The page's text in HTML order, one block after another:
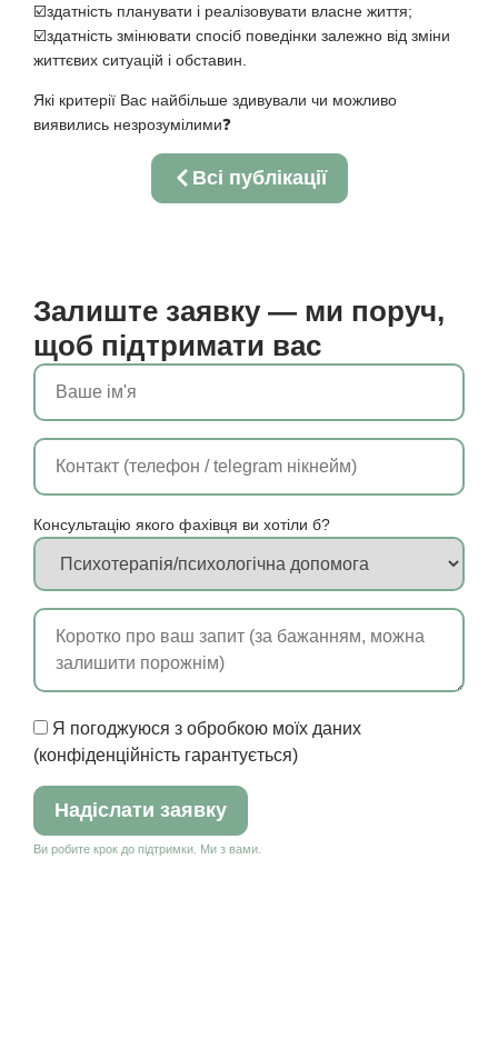
☑️здатність планувати і реалізовувати власне життя;
☑️здатність змінювати спосіб поведінки залежно від зміни
життєвих ситуацій і обставин.
Які критерії Вас найбільше здивували чи можливо
виявились незрозумілими❓
Всі публікації
Залиште заявку — ми поруч,
щоб підтримати вас
Консультацію якого фахівця ви хотіли б?
Я погоджуюся з обробкою моїх даних
(конфіденційність гарантується)
Ви робите крок до підтримки. Ми з вами.